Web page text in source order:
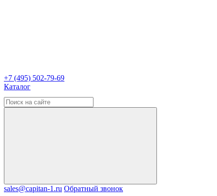
+7 (495) 502-79-69
Каталог
sales@capitan-1.ru Обратный звонок